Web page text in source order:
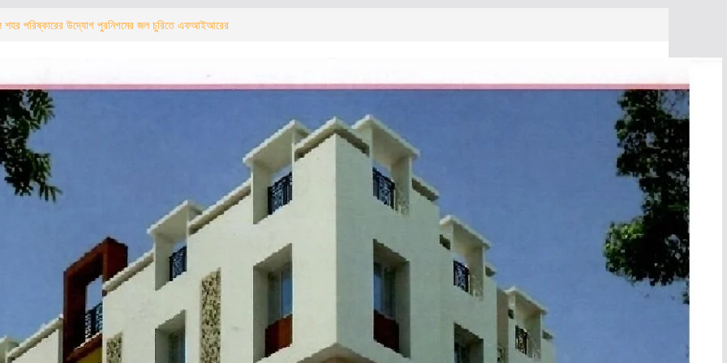
শহর পরিষ্কারের উদ্যোগ পুরনিগমের জল চুরিতে এফআইআরের
पेयजल, स्वास्थ्य सेवाएं और अवैध वसूली सहित कई
का कड़ा संदेश
पर बुलडोजर चला, बारिश के बीच सिर से छिन गई
गहराया संकट
পানীয় জল, স্বাস্থ্য ও তোলাবাজি সহ একাধিক বিষয়ে কড়া বার্তা